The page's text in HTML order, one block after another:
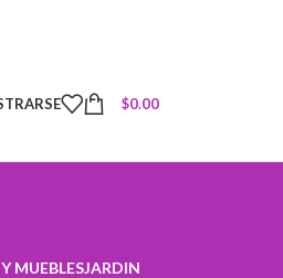
$0.00
MUEBLESJARDIN